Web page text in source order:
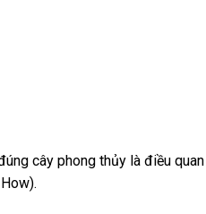
cây phong thủy là điều